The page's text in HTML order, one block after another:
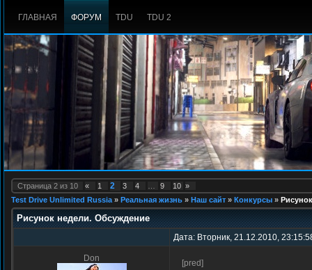
ГЛАВНАЯ ФОРУМ TDU TDU 2
Страница 2 из 10 « 1 2 3 4 9 10 »
Test Drive Unlimited Russia » Реальная жизнь » Наш сайт » Конкурсы »
Рисунок недели. Обсуждение
Дата: Вторник, 21.12.2010,
Don [pred]